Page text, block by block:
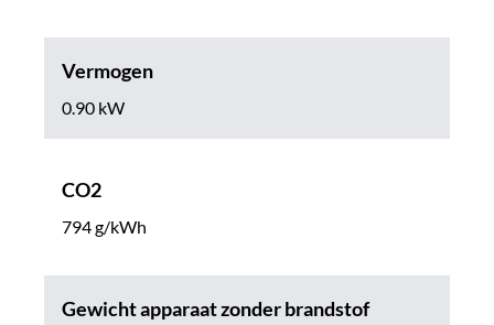
Vermogen
0.90 kW
CO2
794 g/kWh
Gewicht apparaat zonder brandstof